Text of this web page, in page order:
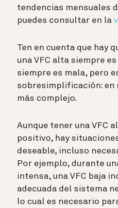
tendencias mensuales
puedes consultar en la
Ten en cuenta que hay
una VFC alta siempre es
siempre es mala, pero
sobresimplificación: en
más complejo.
Aunque tener una VFC
positivo, hay
deseable, incluso
Por ejemplo, durante
intensa, una VFC baja
adecuada del sistema
lo cual es necesario